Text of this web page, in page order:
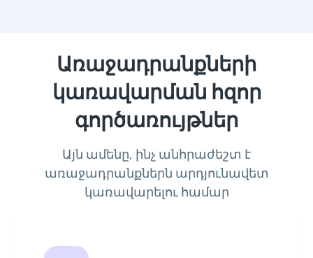
Առաջադրանքների
կառավարման հզոր
գործառույթներ
Այն ամենը, ինչ անհրաժեշտ է
առաջադրանքներն արդյունավետ
կառավարելու համար